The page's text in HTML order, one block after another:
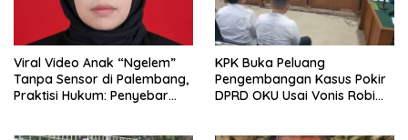
Viral Video Anak “Ngelem”
Tanpa Sensor di Palembang,
Praktisi Hukum: Penyebar
KPK Buka Peluang
Pengembangan Kasus Pokir
DPRD OKU Usai Vonis Robi